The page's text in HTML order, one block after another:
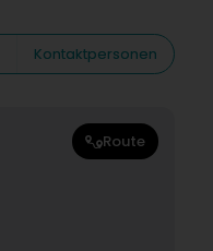
Kontaktpersonen
Route